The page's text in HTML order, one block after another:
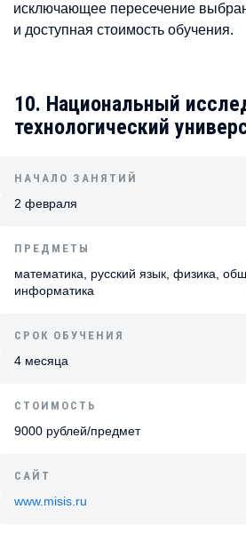
исключающее пересечение
и доступная стоимость обучения.
10. Национальный
технологический
НАЧАЛО ЗАНЯТИЙ
2 февраля
ПРЕДМЕТЫ
математика, русский язык, физика,
информатика
СРОК ОБУЧЕНИЯ
4 месяца
СТОИМОСТЬ
9000 рублей/предмет
САЙТ
www.misis.ru